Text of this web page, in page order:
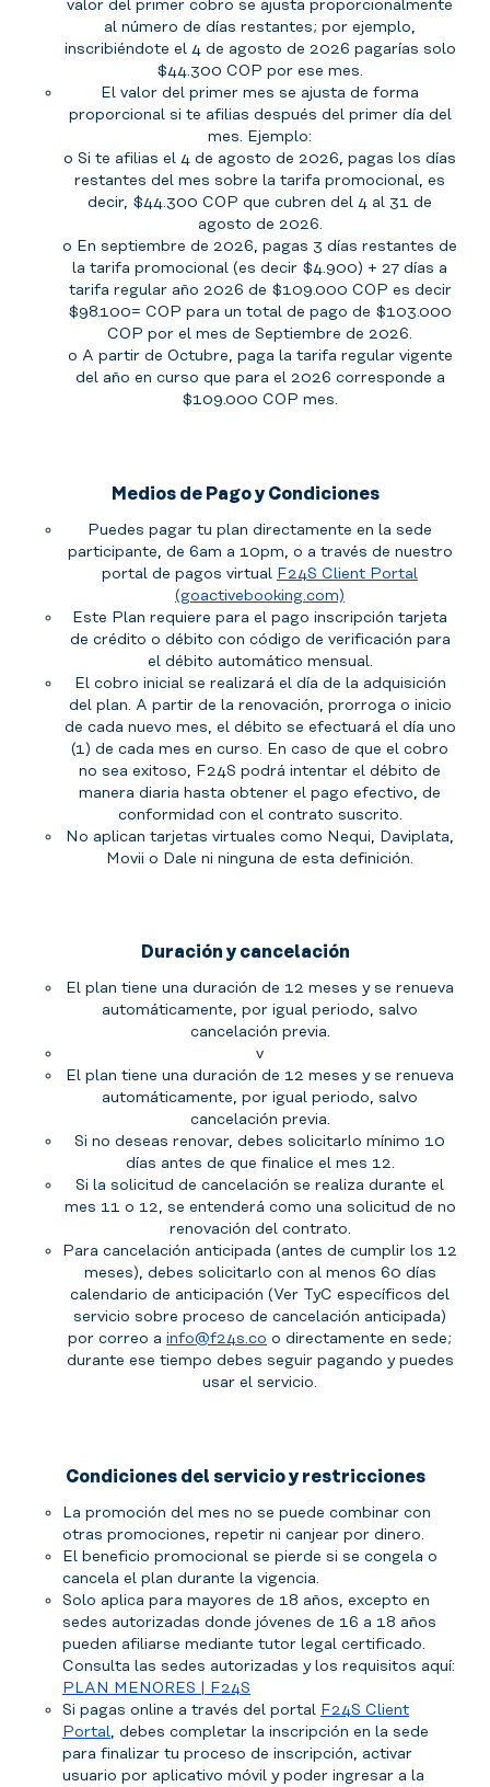
valor del primer cobro se ajusta proporcionalmente
al número de días restantes; por ejemplo,
inscribiéndote el 4 de agosto de 2026 pagarías solo
$44.300 COP por ese mes.
El valor del primer mes se ajusta de forma
proporcional si te afilias después del primer día del
mes. Ejemplo:
o Si te afilias el 4 de agosto de 2026, pagas los días
restantes del mes sobre la tarifa promocional, es
decir, $44.300 COP que cubren del 4 al 31 de
agosto de 2026.
o En septiembre de 2026, pagas 3 días restantes de
la tarifa promocional (es decir $4.900) + 27 días a
tarifa regular año 2026 de $109.000 COP es decir
$98.100= COP para un total de pago de $103.000
COP por el mes de Septiembre de 2026.
o A partir de Octubre, paga la tarifa regular vigente
del año en curso que para el 2026 corresponde a
$109.000 COP mes.
Medios de Pago y Condiciones
Puedes pagar tu plan directamente en la sede
participante, de 6am a 10pm, o a través de nuestro
portal de pagos virtual F24S Client Portal
(goactivebooking.com)
Este Plan requiere para el pago inscripción tarjeta
de crédito o débito con código de verificación para
el débito automático mensual.
El cobro inicial se realizará el día de la adquisición
del plan. A partir de la renovación, prorroga o inicio
de cada nuevo mes, el débito se efectuará el día uno
(1) de cada mes en curso. En caso de que el cobro
no sea exitoso, F24S podrá intentar el débito de
manera diaria hasta obtener el pago efectivo, de
conformidad con el contrato suscrito.
No aplican tarjetas virtuales como Nequi, Daviplata,
Movii o Dale ni ninguna de esta definición.
Duración y cancelación
El plan tiene una duración de 12 meses y se renueva
automáticamente, por igual periodo, salvo
cancelación previa.
v
El plan tiene una duración de 12 meses y se renueva
automáticamente, por igual periodo, salvo
cancelación previa.
Si no deseas renovar, debes solicitarlo mínimo 10
días antes de que finalice el mes 12.
Si la solicitud de cancelación se realiza durante el
mes 11 o 12, se entenderá como una solicitud de no
renovación del contrato.
Para cancelación anticipada (antes de cumplir los 12
meses), debes solicitarlo con al menos 60 días
calendario de anticipación (Ver TyC específicos del
servicio sobre proceso de cancelación anticipada)
por correo a info@f24s.co o directamente en sede;
durante ese tiempo debes seguir pagando y puedes
usar el servicio.
Condiciones del servicio y restricciones
La promoción del mes no se puede combinar con
otras promociones, repetir ni canjear por dinero.
El beneficio promocional se pierde si se congela o
cancela el plan durante la vigencia.
Solo aplica para mayores de 18 años, excepto en
sedes autorizadas donde jóvenes de 16 a 18 años
pueden afiliarse mediante tutor legal certificado.
Consulta las sedes autorizadas y los requisitos aquí:
PLAN MENORES | F24S
Si pagas online a través del portal F24S Client
Portal, debes completar la inscripción en la sede
para finalizar tu proceso de inscripción, activar
usuario por aplicativo móvil y poder ingresar a la